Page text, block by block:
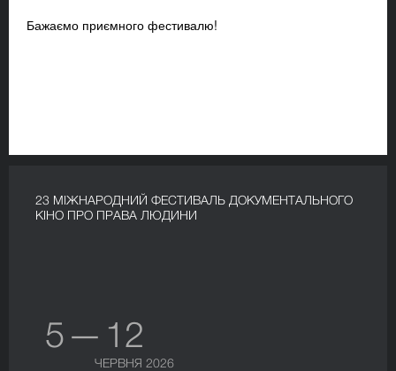
Бажаємо приємного фестивалю!
23 МІЖНАРОДНИЙ ФЕСТИВАЛЬ ДОКУМЕНТАЛЬНОГО
КІНО ПРО ПРАВА ЛЮДИНИ
5 — 12
ЧЕРВНЯ 2026